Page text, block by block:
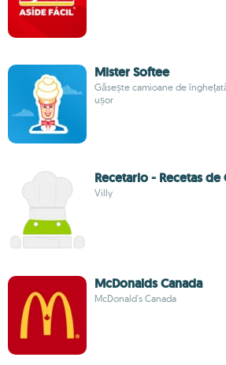
Mister Softee
Găsește camioane de
ușor
Recetario - Recetas de
Villy
McDonalds Canada
McDonald's Canada